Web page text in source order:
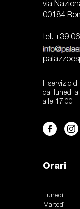
via
00184
tel. +39 06
Il servizio
dal lunedi
alle 17:00
Orari
Lunedì
Martedì